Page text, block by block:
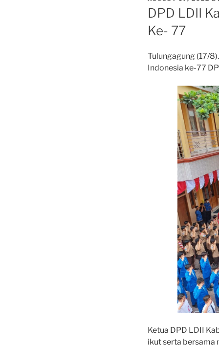
ON
DPD LDII
Ke- 77
Tulungagung (17/
Indonesia ke-77
Ketua DPD LDII
ikut serta bersama